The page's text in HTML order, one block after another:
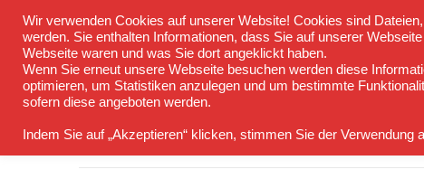
Datenschutzerklärung Impressum
Wir verwenden Cookies auf unserer Website! Cookies sind
werden. Sie enthalten Informationen, dass Sie auf unserer
Webseite waren und was Sie dort angeklickt haben.
Wenn Sie erneut unsere Webseite besuchen werden diese
optimieren, um Statistiken anzulegen und um bestimmte
sofern diese angeboten werden.
Indem Sie auf „Akzeptieren“ klicken, stimmen Sie der Verwendung